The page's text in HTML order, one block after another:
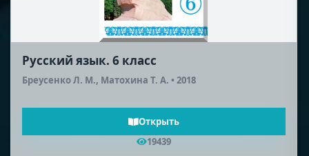
Русский язык. 6 класс
Бреусенко Л. М., Матохина Т. А. • 2018
Открыть
19439